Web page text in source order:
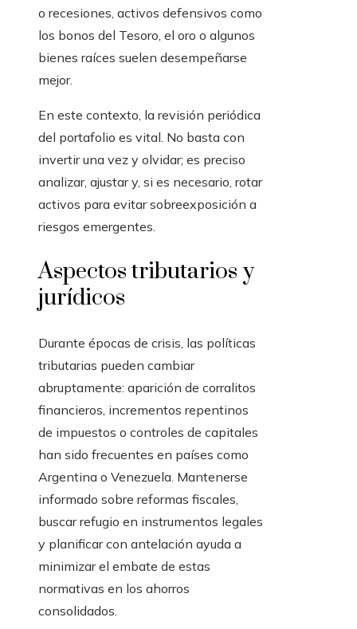
o recesiones, activos defensivos como
los bonos del Tesoro, el oro o algunos
bienes raíces suelen desempeñarse
mejor.
En este contexto, la revisión periódica
del portafolio es vital. No basta con
invertir una vez y olvidar; es preciso
analizar, ajustar y, si es necesario, rotar
activos para evitar sobreexposición a
riesgos emergentes.
Aspectos tributarios y
jurídicos
Durante épocas de crisis, las políticas
tributarias pueden cambiar
abruptamente: aparición de corralitos
financieros, incrementos repentinos
de impuestos o controles de capitales
han sido frecuentes en países como
Argentina o Venezuela. Mantenerse
informado sobre reformas fiscales,
buscar refugio en instrumentos legales
y planificar con antelación ayuda a
minimizar el embate de estas
normativas en los ahorros
consolidados.